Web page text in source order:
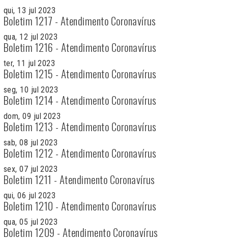
qui, 13 jul 2023
Boletim 1217 - Atendimento Coronavírus
qua, 12 jul 2023
Boletim 1216 - Atendimento Coronavírus
ter, 11 jul 2023
Boletim 1215 - Atendimento Coronavírus
seg, 10 jul 2023
Boletim 1214 - Atendimento Coronavírus
dom, 09 jul 2023
Boletim 1213 - Atendimento Coronavírus
sab, 08 jul 2023
Boletim 1212 - Atendimento Coronavírus
sex, 07 jul 2023
Boletim 1211 - Atendimento Coronavírus
qui, 06 jul 2023
Boletim 1210 - Atendimento Coronavírus
qua, 05 jul 2023
Boletim 1209 - Atendimento Coronavírus